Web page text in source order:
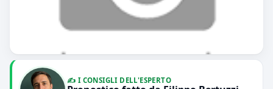
✍️ I CONSIGLI DELL'ESPERTO